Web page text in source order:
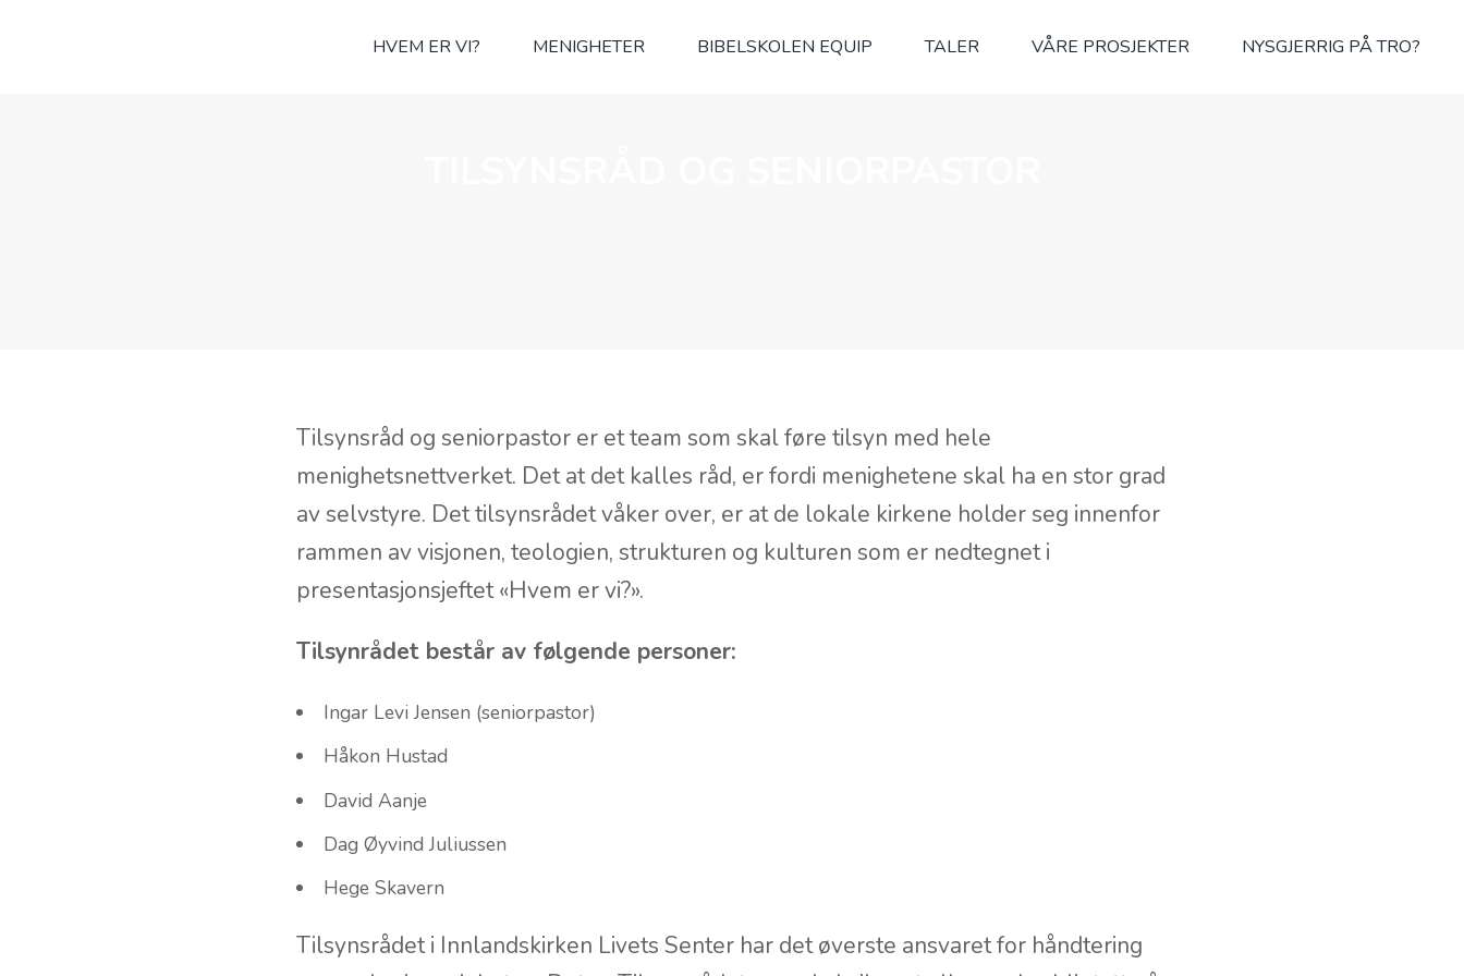
HVEM ER VI? MENIGHETER BIBELSKOLEN EQUIP TALER VÅRE PROSJEKTER NYSGJERRIG PÅ TRO?
Tilsynsråd og seniorpastor er et team som skal føre tilsyn med hele
menighetsnettverket. Det at det kalles råd, er fordi menighetene skal ha en stor grad
av selvstyre. Det tilsynsrådet våker over, er at de lokale kirkene holder seg innenfor
rammen av visjonen, teologien, strukturen og kulturen som er nedtegnet i
Tilsynrådet består av følgende personer:
Ingar Levi Jensen (seniorpastor)
Håkon Hustad
David Aanje
Dag Øyvind Juliussen